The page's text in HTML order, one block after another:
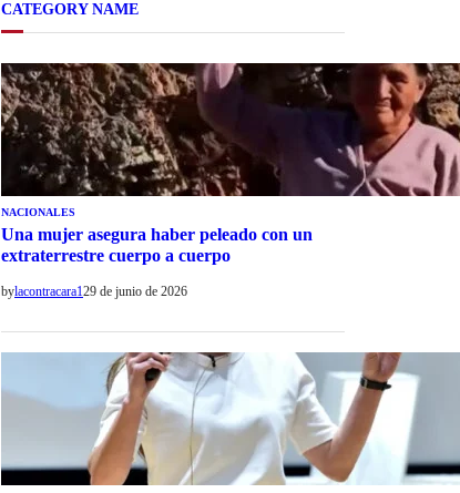
CATEGORY NAME
NACIONALES
Una mujer asegura haber peleado con un
extraterrestre cuerpo a cuerpo
bylacontracara129 de junio de 2026